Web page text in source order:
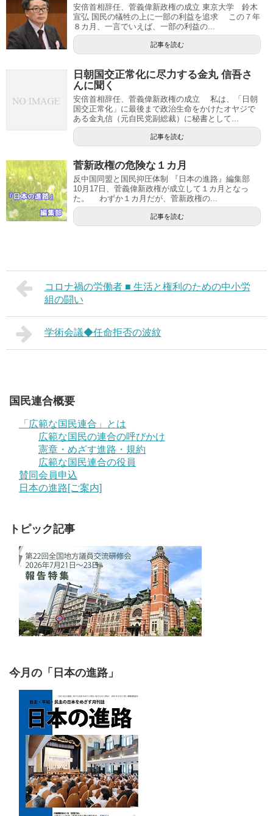
安倍首相辞任、菅義偉新政権の成立 東京大学 鈴木
宣弘 国民の犠牲の上に一部の利益を追求 この７年
８カ月、一言でいえば、一部の利益の...
記事を読む
日朝国交正常化に尽力する金丸 信吾さ
んに聞く
安倍首相辞任、菅義偉新政権の成立 私は、「日朝
国交正常化」に最後まで政治生命をかけたオヤジで
ある金丸信（元自民党副総裁）に秘書として...
記事を読む
菅新政権の危険な１カ月
反中国同盟と国民抑圧体制 『日本の進路』編集部
10月17日、菅義偉新政権が成立して１カ月となっ
た。 わずか１カ月だが、菅新政権の...
記事を読む
コロナ禍の労働者 ■ 生活と権利のための中小労
組の闘い
学術会議◆任命拒否の波紋
国民連合概要
「広範な国民連合」とは
広範な国民の連合の呼びかけ
憲章・めざす進路・規約
広範な国民連合の役員
賛同会員申込
日本の進路[ご案内]
トピック記事
今月の「日本の進路」